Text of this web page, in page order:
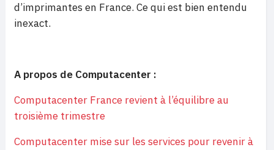
d’imprimantes en France. Ce qui est bien entendu
inexact.
A propos de Computacenter :
Computacenter France revient à l’équilibre au
troisième trimestre
Computacenter mise sur les services pour revenir à